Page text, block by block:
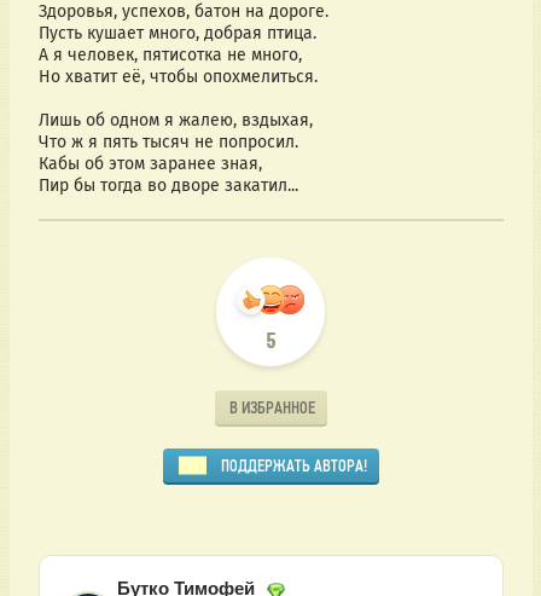
Здоровья, успехов, батон на дороге.
Пусть кушает много, добрая птица.
А я человек, пятисотка не много,
Но хватит её, чтобы опохмелиться.
Лишь об одном я жалею, вздыхая,
Что ж я пять тысяч не попросил.
Кабы об этом заранее зная,
Пир бы тогда во дворе закатил...
5
В ИЗБРАННОЕ
ПОДДЕРЖАТЬ АВТОРА!
Бутко Тимофей